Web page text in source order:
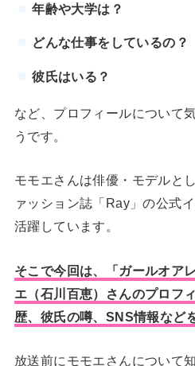
年齢や大学は？
どんな仕事をしているの？
彼氏はいる？
など、プロフィールについて
うです。
モモエさんは俳優・モデルと
ァッション誌「Ray」の公式
活躍しています。
そこで今回は、「ガールオア
エ（石川百恵）さんのプロフ
歴、彼氏の噂、SNS情報など
放送前にモモエさんについて